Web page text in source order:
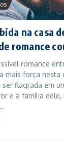
na casa
romance
romance
mais força nesta
flagrada em
e a família dele,